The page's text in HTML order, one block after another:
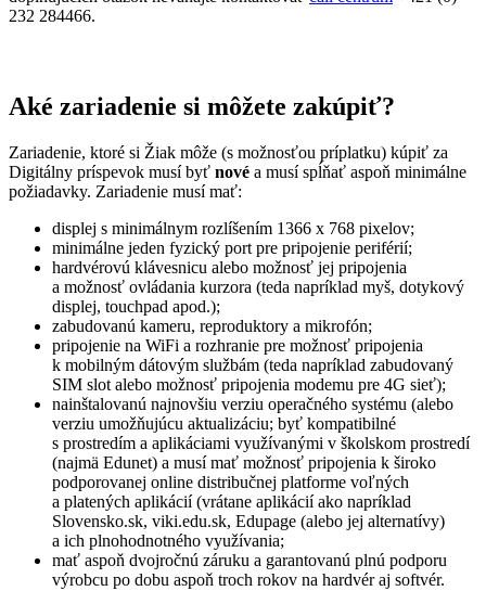
232 284466.
Aké zariadenie si môžete zakúpiť?
Zariadenie, ktoré si Žiak môže (s možnosťou príplatku) kúpiť za
Digitálny príspevok musí byť nové a musí spĺňať aspoň minimálne
požiadavky. Zariadenie musí mať:
displej s minimálnym rozlíšením 1366 x 768 pixelov;
minimálne jeden fyzický port pre pripojenie periférií;
hardvérovú klávesnicu alebo možnosť jej pripojenia
a možnosť ovládania kurzora (teda napríklad myš, dotykový
displej, touchpad apod.);
zabudovanú kameru, reproduktory a mikrofón;
pripojenie na WiFi a rozhranie pre možnosť pripojenia
k mobilným dátovým službám (teda napríklad zabudovaný
SIM slot alebo možnosť pripojenia modemu pre 4G sieť);
nainštalovanú najnovšiu verziu operačného systému (alebo
verziu umožňujúcu aktualizáciu; byť kompatibilné
s prostredím a aplikáciami využívanými v školskom prostredí
(najmä Edunet) a musí mať možnosť pripojenia k široko
podporovanej online distribučnej platforme voľných
a platených aplikácií (vrátane aplikácií ako napríklad
Slovensko.sk, viki.edu.sk, Edupage (alebo jej alternatívy)
a ich plnohodnotného využívania;
mať aspoň dvojročnú záruku a garantovanú plnú podporu
výrobcu po dobu aspoň troch rokov na hardvér aj softvér.